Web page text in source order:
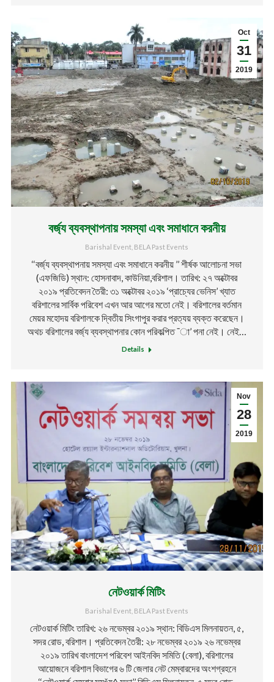
Oct
31
2019
বর্জ্য ব্যবস্থাপনায় সমস্যা এবং সমাধানে করনীয়
Barishal Event BELA Past Events
‘‘বর্জ্য ব্যবস্থাপনায় সমস্যা এবং সমাধানে করনীয় ’’ শীর্ষক আলোচনা সভা
(এফজিডি) স্থান: হোসনাবাদ, কাউনিয়া,বরিশাল। তারিখ: ২৭ অক্টোবর
২০১৯ প্রতিবেদন তৈরী: ৩১ অক্টোবর ২০১৯ ‘প্রাচ্যের ভেনিস’ খ্যাত
বরিশালের সার্বিক পরিবেশ এখন আর আগের মতো নেই। বরিশালের বর্তমান
মেয়র মহোদয় বরিশালকে দ্বিতীয় সিংগাপুর করার প্রত্যয় ব্যক্ত করেছেন।
অথচ বরিশালের বর্জ্য ব্যবস্থাপনার কোন পরিকল্পিত ¯া’ পনা নেই। নেই…
Details
Nov
28
2019
নেটওয়ার্ক মিটিং
Barishal Event BELA Past Events
নেটওয়ার্ক মিটিং তারিখ: ২৬ নভেম্বর ২০১৯ স্থান: বিডিএস মিলনায়তন, ৫,
সদর রোড, বরিশাল। প্রতিবেদন তৈরী: ২৮ নভেম্বর ২০১৯ ২৬ নভেম্বর
২০১৯ তারিখ বাংলাদেশ পরিবেশ আইনবিদ সমিতি (বেলা), বরিশালের
আয়োজনে বরিশাল বিভাগের ৬ টি জেলার নেট মেম্বারদের অংশগ্রহনে